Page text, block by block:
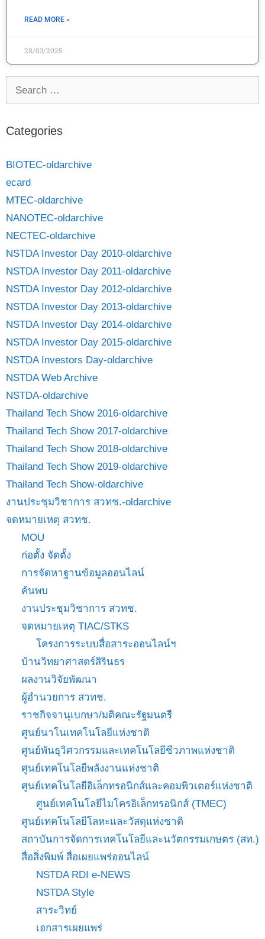
READ MORE »
28/03/2025
Categories
BIOTEC-oldarchive
ecard
MTEC-oldarchive
NANOTEC-oldarchive
NECTEC-oldarchive
NSTDA Investor Day 2010-oldarchive
NSTDA Investor Day 2011-oldarchive
NSTDA Investor Day 2012-oldarchive
NSTDA Investor Day 2013-oldarchive
NSTDA Investor Day 2014-oldarchive
NSTDA Investor Day 2015-oldarchive
NSTDA Investors Day-oldarchive
NSTDA Web Archive
NSTDA-oldarchive
Thailand Tech Show 2016-oldarchive
Thailand Tech Show 2017-oldarchive
Thailand Tech Show 2018-oldarchive
Thailand Tech Show 2019-oldarchive
Thailand Tech Show-oldarchive
งานประชุมวิชาการ สวทช.-oldarchive
จดหมายเหตุ สวทช.
MOU
ก่อตั้ง จัดตั้ง
การจัดหาฐานข้อมูลออนไลน์
ค้นพบ
งานประชุมวิชาการ สวทช.
จดหมายเหตุ TIAC/STKS
โครงการระบบสื่อสาระออนไลน์ฯ
บ้านวิทยาศาสตร์สิรินธร
ผลงานวิจัยพัฒนา
ผู้อำนวยการ สวทช.
ราชกิจจานุเบกษา/มติคณะรัฐมนตรี
ศูนย์นาโนเทคโนโลยีแห่งชาติ
ศูนย์พันธุวิศวกรรมและเทคโนโลยีชีวภาพแห่งชาติ
ศูนย์เทคโนโลยีพลังงานแห่งชาติ
ศูนย์เทคโนโลยีอิเล็กทรอนิกส์และคอมพิวเตอร์แห่งชาติ
ศูนย์เทคโนโลยีไมโครอิเล็กทรอนิกส์ (TMEC)
ศูนย์เทคโนโลยีโลหะและวัสดุแห่งชาติ
สถาบันการจัดการเทคโนโลยีและนวัตกรรมเกษตร (สท.)
สื่อสิ่งพิมพ์ สื่อเผยแพร่ออนไลน์
NSTDA RDI e-NEWS
NSTDA Style
สาระวิทย์
เอกสารเผยแพร่